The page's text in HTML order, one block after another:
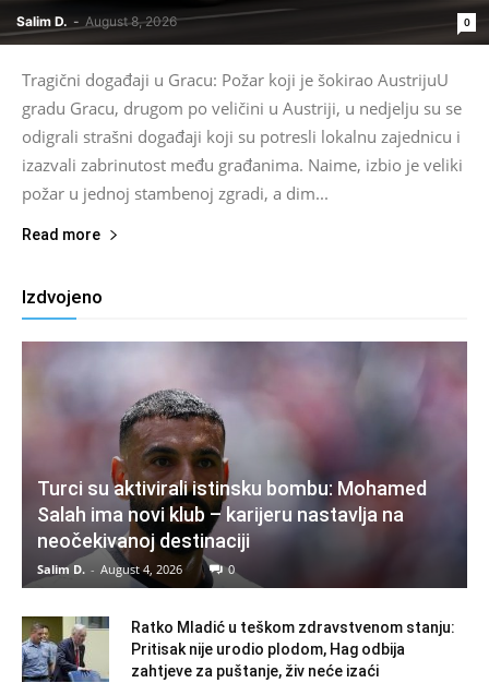
Salim D. - August 8, 2026 0
Tragični događaji u Gracu: Požar koji je šokirao AustrijuU
gradu Gracu, drugom po veličini u Austriji, u nedjelju su se
odigrali strašni događaji koji su potresli lokalnu zajednicu i
izazvali zabrinutost među građanima. Naime, izbio je veliki
požar u jednoj stambenoj zgradi, a dim...
Read more
Izdvojeno
Turci su aktivirali istinsku bombu: Mohamed
Salah ima novi klub – karijeru nastavlja na
neočekivanoj destinaciji
Salim D. - August 4, 2026 0
Ratko Mladić u teškom zdravstvenom stanju:
Pritisak nije urodio plodom, Hag odbija
zahtjeve za puštanje, živ neće izaći